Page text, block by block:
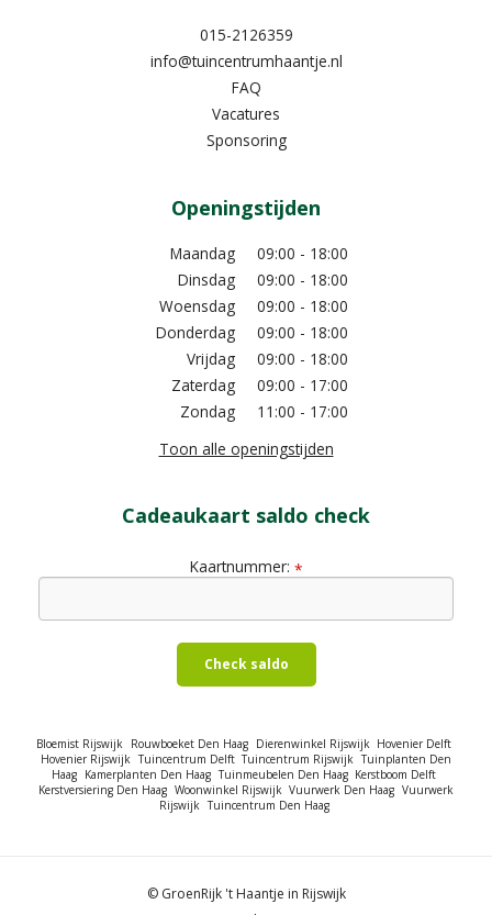
015-2126359
info@tuincentrumhaantje.nl
FAQ
Vacatures
Sponsoring
Openingstijden
Maandag
09:00 - 18:00
Dinsdag
09:00 - 18:00
Woensdag
09:00 - 18:00
Donderdag
09:00 - 18:00
Vrijdag
09:00 - 18:00
Zaterdag
09:00 - 17:00
Zondag
11:00 - 17:00
Toon alle openingstijden
Cadeaukaart saldo check
Kaartnummer: *
Check saldo
Bloemist Rijswijk Rouwboeket Den Haag Dierenwinkel Rijswijk Hovenier Delft
Hovenier Rijswijk Tuincentrum Delft Tuincentrum Rijswijk Tuinplanten Den
Haag Kamerplanten Den Haag Tuinmeubelen Den Haag Kerstboom Delft
Kerstversiering Den Haag Woonwinkel Rijswijk Vuurwerk Den Haag Vuurwerk
Rijswijk Tuincentrum Den Haag
© GroenRijk 't Haantje in Rijswijk